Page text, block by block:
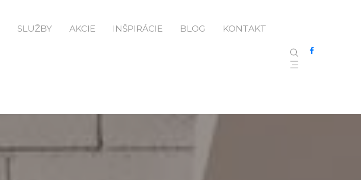
SLUŽBY AKCIE INŠPIRÁCIE BLOG KONTAKT